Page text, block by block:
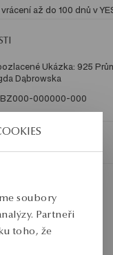
soubory
Partneři
toho, že
až do 100 dnů v
Ukázka: 925
Dąbrowska
BZ000-000000-000